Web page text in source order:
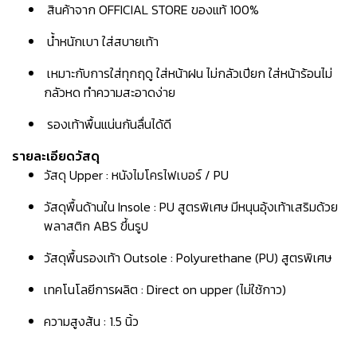
สินค้าจาก OFFICIAL STORE ของแท้ 100%
น้ำหนักเบา ใส่สบายเท้า
เหมาะกับการใส่ทุกฤดู ใส่หน้าฝน ไม่กลัวเปียก ใส่หน้าร้อนไม่
กลัวหด ทำความสะอาดง่าย
รองเท้าพื้นแน่นกันลื่นได้ดี
รายละเอียดวัสดุ
วัสดุ Upper : หนังไมโครไฟเบอร์ / PU
วัสดุพื้นด้านใน Insole : PU สูตรพิเศษ มีหนุนอุ้งเท้าเสริมด้วย
พลาสติก ABS ขึ้นรูป
วัสดุพื้นรองเท้า Outsole : Polyurethane (PU) สูตรพิเศษ
เทคโนโลยีการผลิต : Direct on upper (ไม่ใช้กาว)
ความสูงส้น : 1.5 นิ้ว